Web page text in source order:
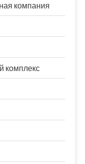
компания
комплекс